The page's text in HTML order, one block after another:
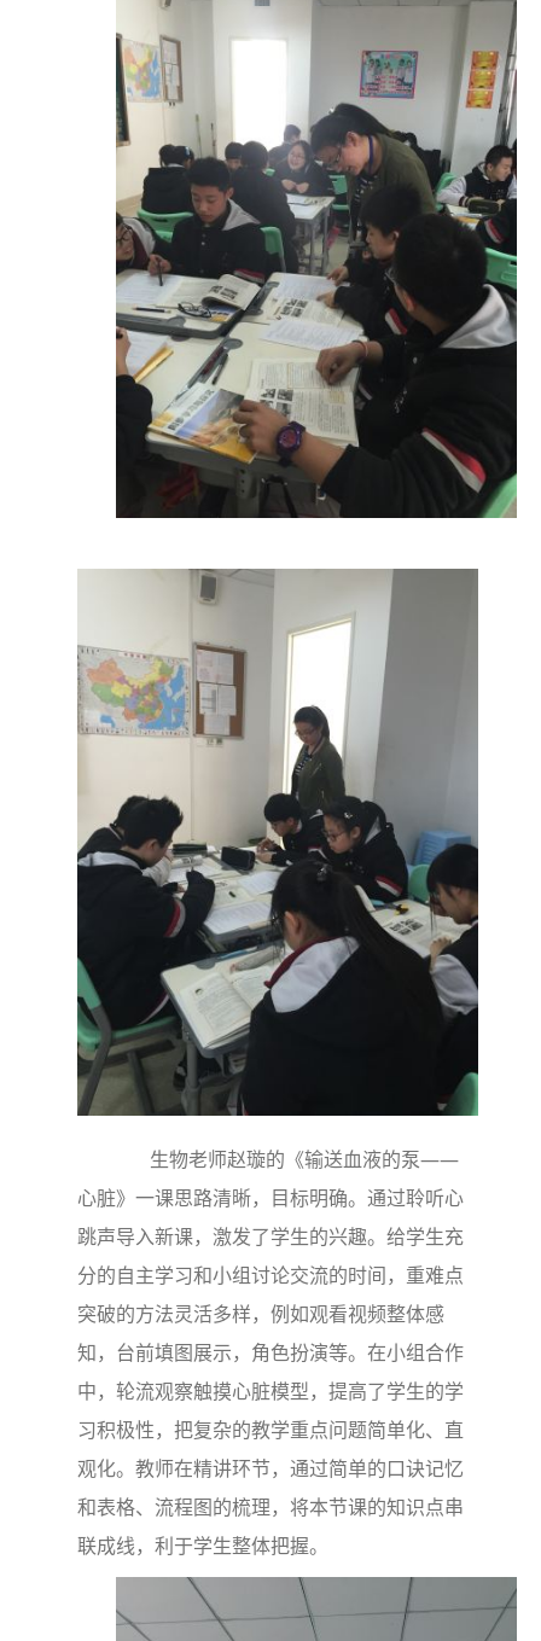
生物老师赵璇的《输送血液的泵——
心脏》一课思路清晰，目标明确。通过聆听心
跳声导入新课，激发了学生的兴趣。给学生充
分的自主学习和小组讨论交流的时间，重难点
突破的方法灵活多样，例如观看视频整体感
知，台前填图展示，角色扮演等。在小组合作
中，轮流观察触摸心脏模型，提高了学生的学
习积极性，把复杂的教学重点问题简单化、直
观化。教师在精讲环节，通过简单的口诀记忆
和表格、流程图的梳理，将本节课的知识点串
联成线，利于学生整体把握。